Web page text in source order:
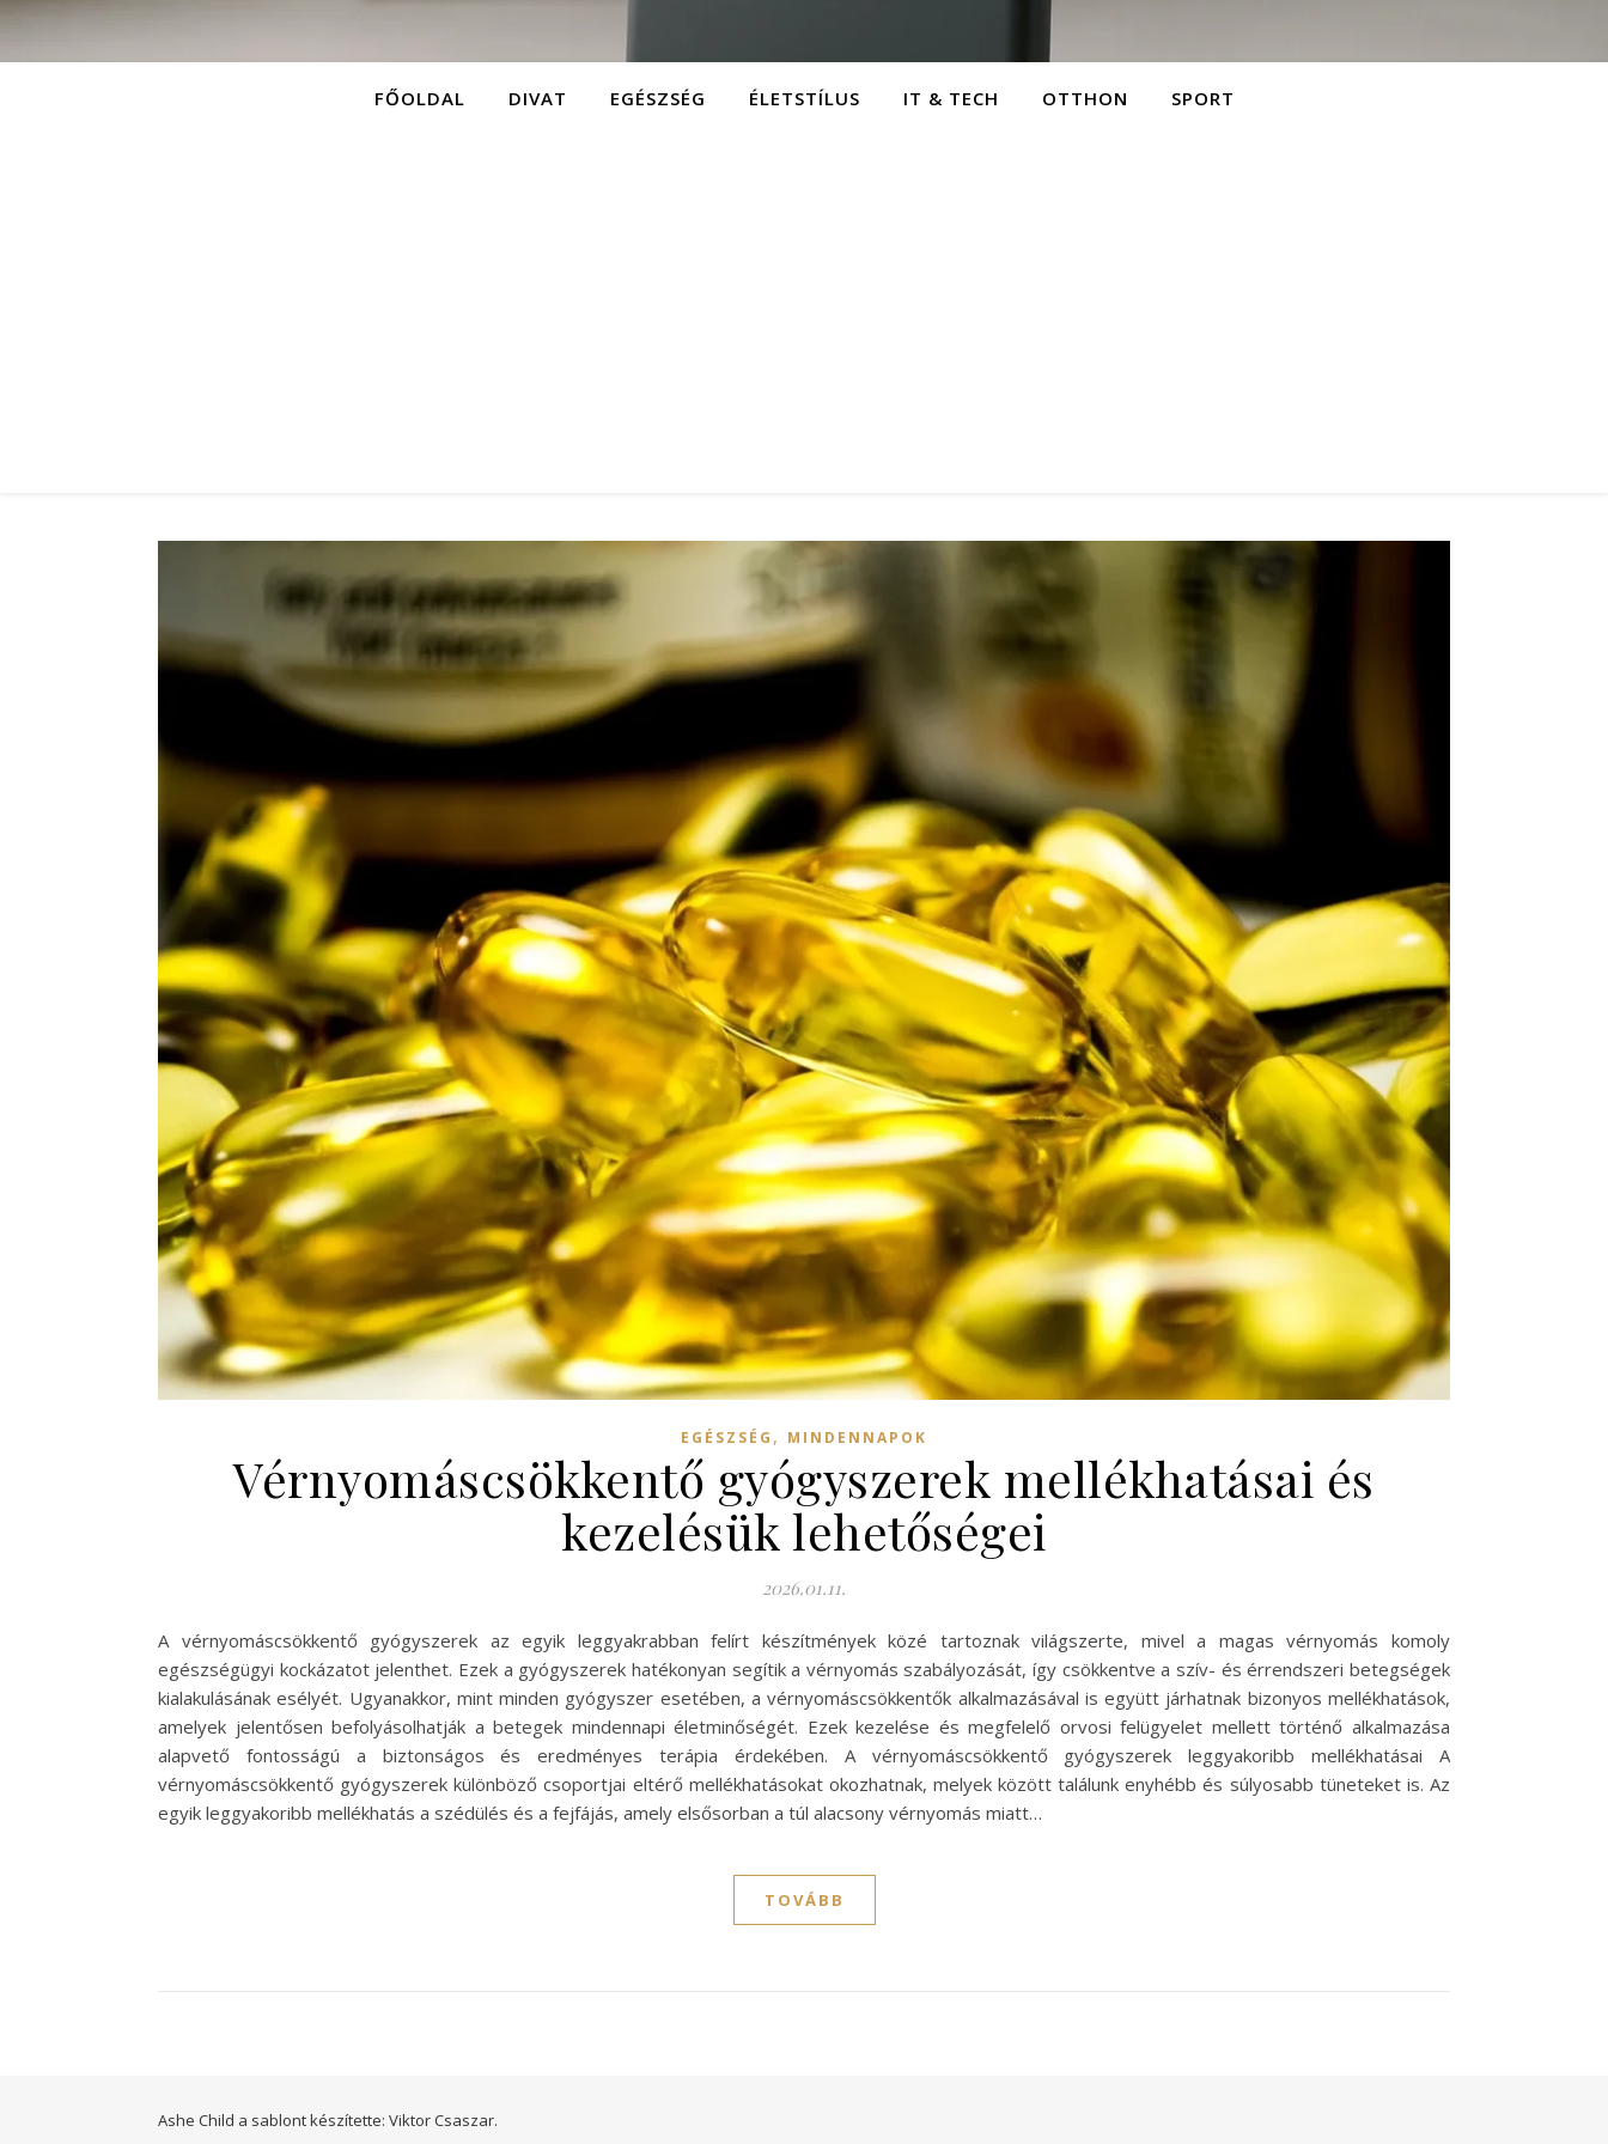
FŐOLDAL DIVAT EGÉSZSÉG ÉLETSTÍLUS IT & TECH OTTHON SPORT
EGÉSZSÉG , MINDENNAPOK
Vérnyomáscsökkentő gyógyszerek mellékhatásai és
kezelésük lehetőségei
2026.01.11.
A vérnyomáscsökkentő gyógyszerek az egyik leggyakrabban felírt készítmények közé tartoznak világszerte, mivel a magas vérnyomás komoly
egészségügyi kockázatot jelenthet. Ezek a gyógyszerek hatékonyan segítik a vérnyomás szabályozását, így csökkentve a szív- és érrendszeri betegségek
kialakulásának esélyét. Ugyanakkor, mint minden gyógyszer esetében, a vérnyomáscsökkentők alkalmazásával is együtt járhatnak bizonyos mellékhatások,
amelyek jelentősen befolyásolhatják a betegek mindennapi életminőségét. Ezek kezelése és megfelelő orvosi felügyelet mellett történő alkalmazása
alapvető fontosságú a biztonságos és eredményes terápia érdekében. A vérnyomáscsökkentő gyógyszerek leggyakoribb mellékhatásai A
vérnyomáscsökkentő gyógyszerek különböző csoportjai eltérő mellékhatásokat okozhatnak, melyek között találunk enyhébb és súlyosabb tüneteket is. Az
egyik leggyakoribb mellékhatás a szédülés és a fejfájás, amely elsősorban a túl alacsony vérnyomás miatt…
TOVÁBB
Ashe Child a sablont készítette: Viktor Csaszar.